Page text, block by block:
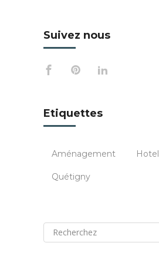
Suivez nous
Etiquettes
Aménagement Hotel
Quétigny